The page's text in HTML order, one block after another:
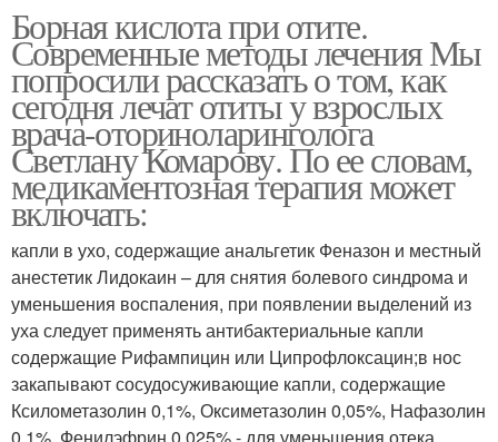
Борная кислота при отите.
Современные методы лечения Мы
попросили рассказать о том, как
сегодня лечат отиты у взрослых
врача-оториноларинголога
Светлану Комарову. По ее словам,
медикаментозная терапия может
включать:
капли в ухо, содержащие анальгетик Феназон и местный
анестетик Лидокаин – для снятия болевого синдрома и
уменьшения воспаления, при появлении выделений из
уха следует применять антибактериальные капли
содержащие Рифампицин или Ципрофлоксацин;в нос
закапывают сосудосуживающие капли, содержащие
Ксилометазолин 0,1%, Оксиметазолин 0,05%, Нафазолин